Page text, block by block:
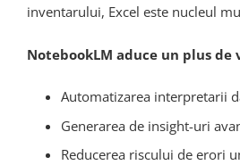
inventarului, Excel este nucleul
NotebookLM aduce un plus
Automatizarea interpretarii
Generarea de insight-uri
Reducerea riscului de erori